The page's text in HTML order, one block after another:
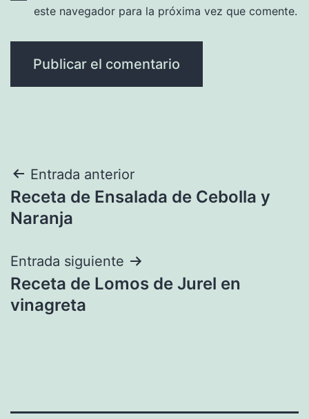
este navegador para la próxima vez que comente.
Navegación
de
Entrada anterior
Receta de Ensalada de Cebolla y
Naranja
Entrada siguiente
Receta de Lomos de Jurel en
vinagreta